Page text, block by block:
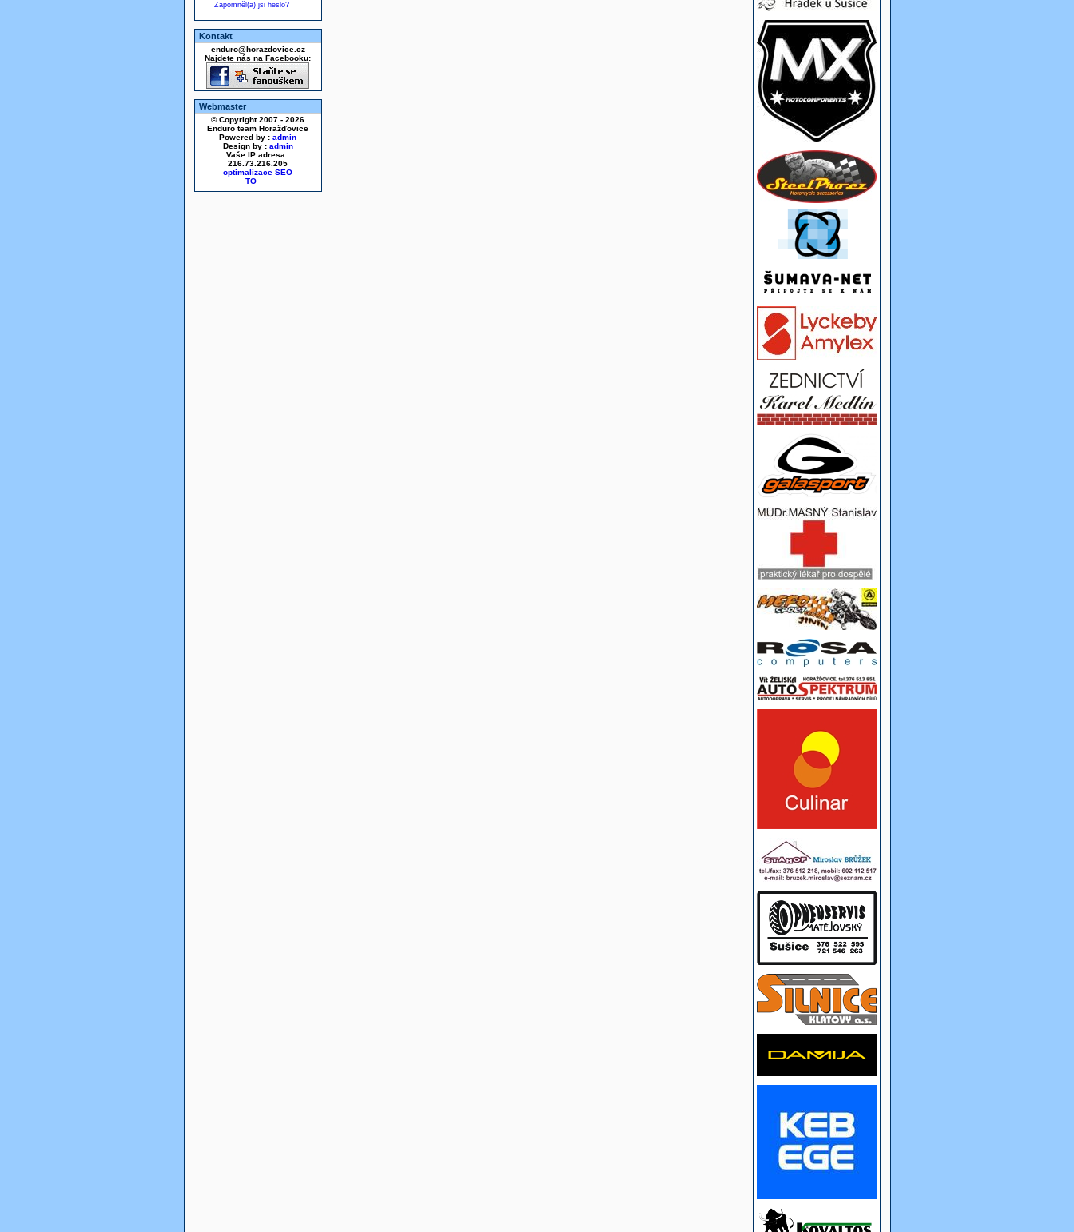
Zapomněl(a) jsi heslo?
Kontakt
enduro@horazdovice.cz
Najdete nás na Facebooku:
Webmaster
© Copyright 2007 - 2026
Enduro team Horažďovice
Powered by : admin
Design by : admin
Vaše IP adresa :
216.73.216.205
optimalizace SEO